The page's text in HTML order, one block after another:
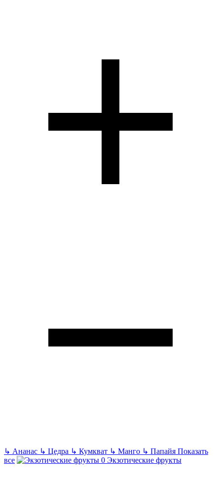
↳ Ананас ↳ Цедра ↳ Кумкват ↳ Манго ↳ Папайя Показать
все
Экзотические фрукты